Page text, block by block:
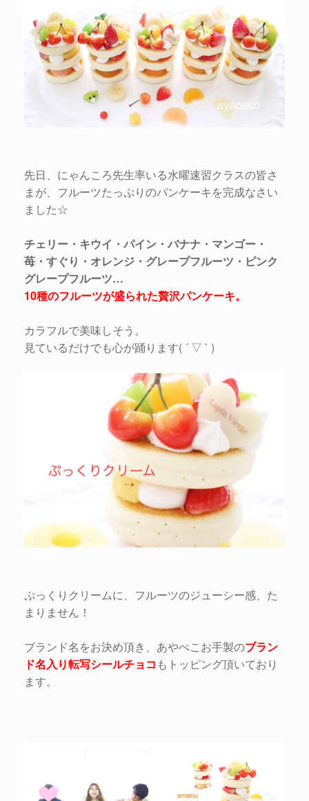
先日、にゃんころ先生率いる水曜速習クラスの皆さ
まが、フルーツたっぷりのパンケーキを完成なさい
ました☆
チェリー・キウイ・パイン・バナナ・マンゴー・
苺・すぐり・オレンジ・グレープフルーツ・ピンク
グレープフルーツ…
10種のフルーツが盛られた贅沢パンケーキ。
カラフルで美味しそう。
見ているだけでも心が踊ります( ´ ▽ ` )
ぷっくりクリームに、フルーツのジューシー感、た
まりません！
ブランド名をお決め頂き、あやぺこお手製のブラン
ド名入り転写シールチョコ もトッピング頂いており
ます。